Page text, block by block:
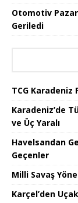
Otomotiv
Geriledi
TCG
Karadeniz’de
ve Üç Yaralı
Havelsandan
Geçenler
Milli Savaş
Karçel’den